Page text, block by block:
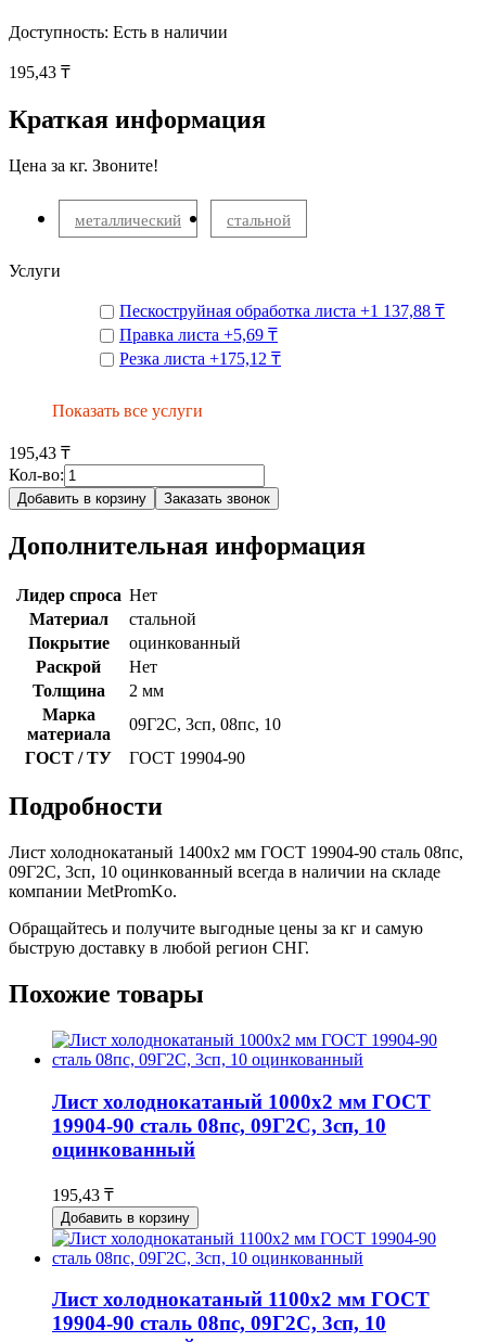
Доступность: Есть в наличии
195,43 ₸
Краткая информация
Цена за кг. Звоните!
металлический стальной
Услуги
Пескоструйная обработка листа +1 137,88 ₸
Правка листа +5,69 ₸
Резка листа +175,12 ₸
Показать все услуги
195,43 ₸
Кол-во:
Добавить в корзину Заказать звонок
Дополнительная информация
Лидер спроса Нет
Материал
стальной
Покрытие
оцинкованный
Раскрой
Нет
Толщина
2 мм
Марка
материала
09Г2С, 3сп, 08пс, 10
ГОСТ / ТУ
ГОСТ 19904-90
Подробности
Лист холоднокатаный 1400x2 мм ГОСТ 19904-90 сталь 08пс,
09Г2С, 3сп, 10 оцинкованный всегда в наличии на складе
компании MetPromKo.
Обращайтесь и получите выгодные цены за кг и самую
быструю доставку в любой регион СНГ.
Похожие товары
Лист холоднокатаный 1000x2 мм ГОСТ
19904-90 сталь 08пс, 09Г2С, 3сп, 10
оцинкованный
195,43 ₸
Добавить в корзину
Лист холоднокатаный 1100x2 мм ГОСТ
19904-90 сталь 08пс, 09Г2С, 3сп, 10